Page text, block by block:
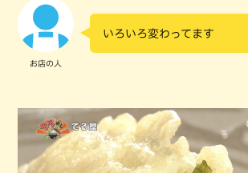
お店の人
いろいろ変わってます